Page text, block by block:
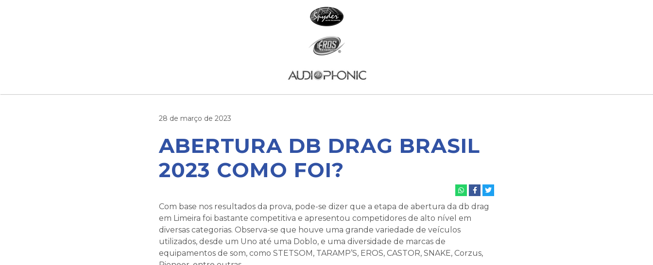
28 de março de 2023
ABERTURA DB DRAG BRASIL
2023 COMO FOI?
Com base nos resultados da prova, pode-se dizer que a etapa de abertura da db drag
em Limeira foi bastante competitiva e apresentou competidores de alto nível em
diversas categorias. Observa-se que houve uma grande variedade de veículos
utilizados, desde um Uno até uma Doblo, e uma diversidade de marcas de
equipamentos de som, como STETSOM, TARAMP’S, EROS, CASTOR, SNAKE, Corzus,